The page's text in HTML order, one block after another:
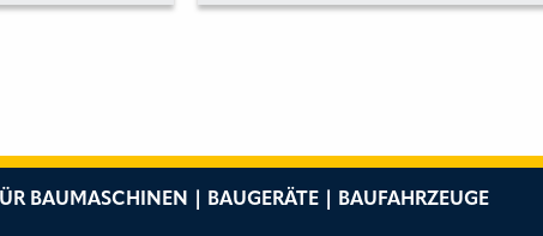
ILLEGALE BESCHÄFTIGUNG
BAUMASCHINEN | BAUGERÄTE | BAUFAHRZEUGE